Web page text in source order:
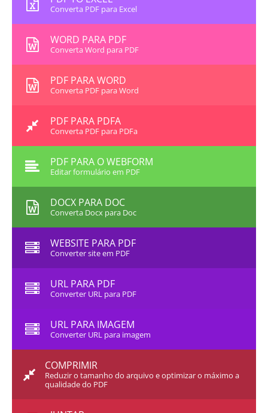
Converta PDF para Excel
WORD PARA PDF
Converta Word para PDF
PDF PARA WORD
Converta PDF para Word
PDF PARA PDFA
Converta PDF para PDFa
PDF PARA O WEBFORM
Editar formulário em PDF
DOCX PARA DOC
Converta Docx para Doc
WEBSITE PARA PDF
Converter site em PDF
URL PARA PDF
Converter URL para PDF
URL PARA IMAGEM
Converter URL para imagem
COMPRIMIR
Reduzir o tamanho do arquivo e optimizar o máximo a
qualidade do PDF